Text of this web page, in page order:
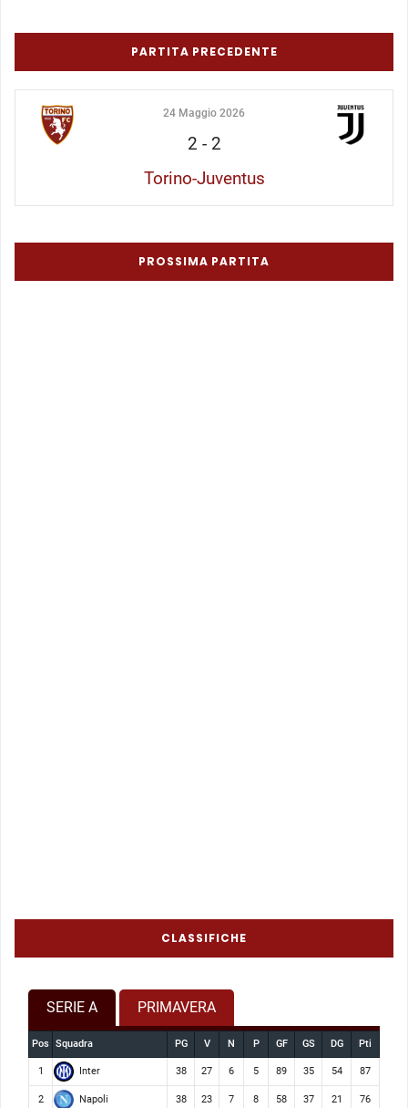
PARTITA PRECEDENTE
24 Maggio 2026
2 - 2
Torino-Juventus
PROSSIMA PARTITA
CLASSIFICHE
SERIE A PRIMAVERA
Pos Squadra PG V N P GF GS DG Pti
1 Inter 38 27 6 5 89 35 54 87
2 Napoli 38 23 7 8 58 37 21 76